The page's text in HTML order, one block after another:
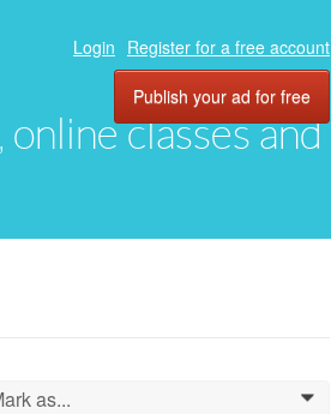
classes and
Login Register for a free account
Publish your ad for free
as... 0